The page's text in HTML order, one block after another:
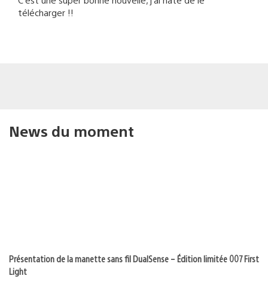
télécharger !!
News du moment
Présentation de la manette sans fil DualSense – Édition limitée 007 First
Light